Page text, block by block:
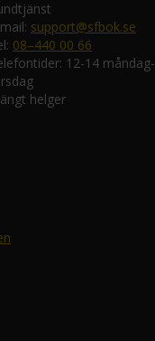
support@sfbok.se
08–440 00 66
12-14 måndag-
helger